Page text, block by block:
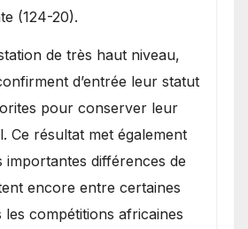
(124-20).
de très haut niveau,
d’entrée leur statut
pour conserver leur
Ce résultat met également
importantes différences de
encore entre certaines
les compétitions africaines